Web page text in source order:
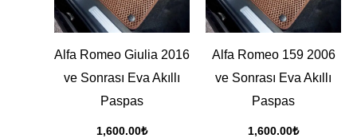
Alfa Romeo Giulia 2016
ve Sonrası Eva Akıllı
Paspas
1,600.00₺
Alfa Romeo 159 2006
ve Sonrası Eva Akıllı
Paspas
1,600.00₺